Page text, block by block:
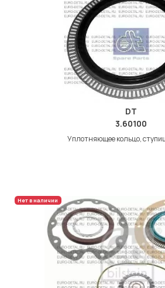
DT
3.60100
Уплотняющее кольцо,
Нет в наличии